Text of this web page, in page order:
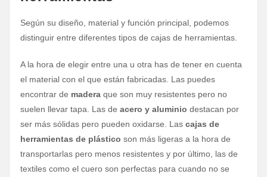
Según su diseño, material y función principal, podemos
distinguir entre diferentes tipos de cajas de herramientas.
A la hora de elegir entre una u otra has de tener en cuenta
el material con el que están fabricadas. Las puedes
encontrar de maderaque son muy resistentes pero no
suelen llevar tapa. Las de acero y aluminio destacan por
ser más sólidas pero pueden oxidarse. Las cajas de
herramientas de plástico son más ligeras a la hora de
transportarlas pero menos resistentes y por último, las de
textiles como el cuero son perfectas para cuando no se